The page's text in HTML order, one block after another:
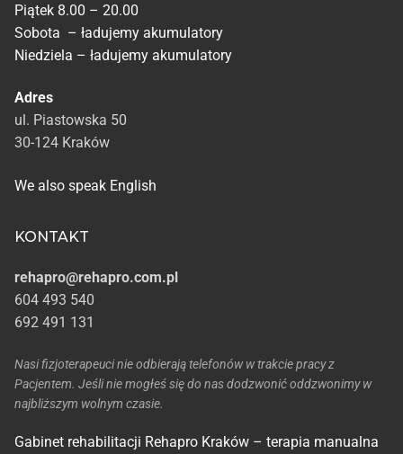
Piątek 8.00 – 20.00
Sobota – ładujemy akumulatory
Niedziela – ładujemy akumulatory
Adres
ul. Piastowska 50
30-124 Kraków
We also speak English
KONTAKT
rehapro@rehapro.com.pl
604 493 540
692 491 131
Nasi fizjoterapeuci nie odbierają telefonów w trakcie pracy z
Pacjentem. Jeśli nie mogłeś się do nas dodzwonić oddzwonimy w
najbliższym wolnym czasie.
Gabinet rehabilitacji Rehapro Kraków – terapia manualna